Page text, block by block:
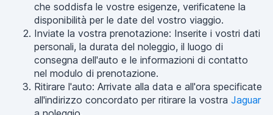
che soddisfa le vostre esigenze, verificatene la
disponibilità per le date del vostro viaggio.
Inviate la vostra prenotazione: Inserite i vostri dati
personali, la durata del noleggio, il luogo di
consegna dell'auto e le informazioni di contatto
nel modulo di prenotazione.
Ritirare l'auto: Arrivate alla data e all'ora specificate
all'indirizzo concordato per ritirare la vostra Jaguar